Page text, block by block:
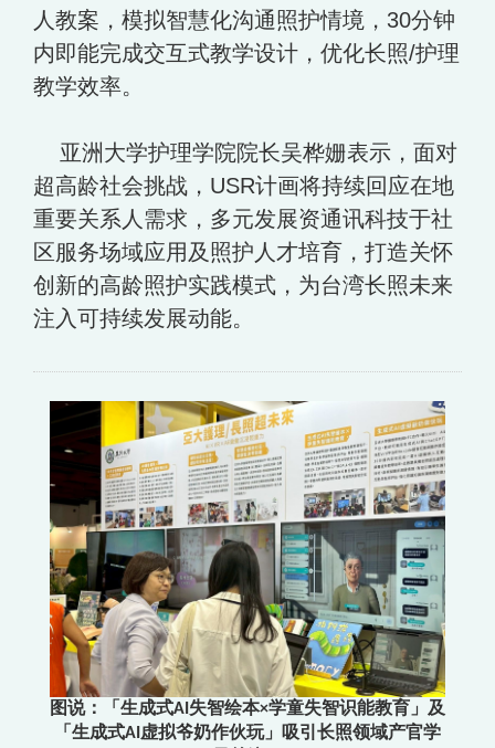
人教案，模拟智慧化沟通照护情境，30分钟
内即能完成交互式教学设计，优化长照/护理
教学效率。
亚洲大学护理学院院长吴桦姗表示，面对
超高龄社会挑战，USR计画将持续回应在地
重要关系人需求，多元发展资通讯科技于社
区服务场域应用及照护人才培育，打造关怀
创新的高龄照护实践模式，为台湾长照未来
注入可持续发展动能。
图说：「生成式AI失智绘本×学童失智识能教育」及
「生成式AI虚拟爷奶作伙玩」吸引长照领域产官学